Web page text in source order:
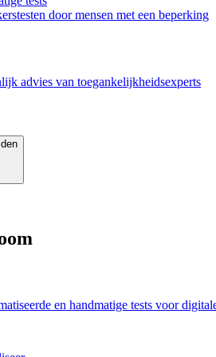
door mensen met een beperking
advies van toegankelijkheidsexperts
en handmatige tests voor